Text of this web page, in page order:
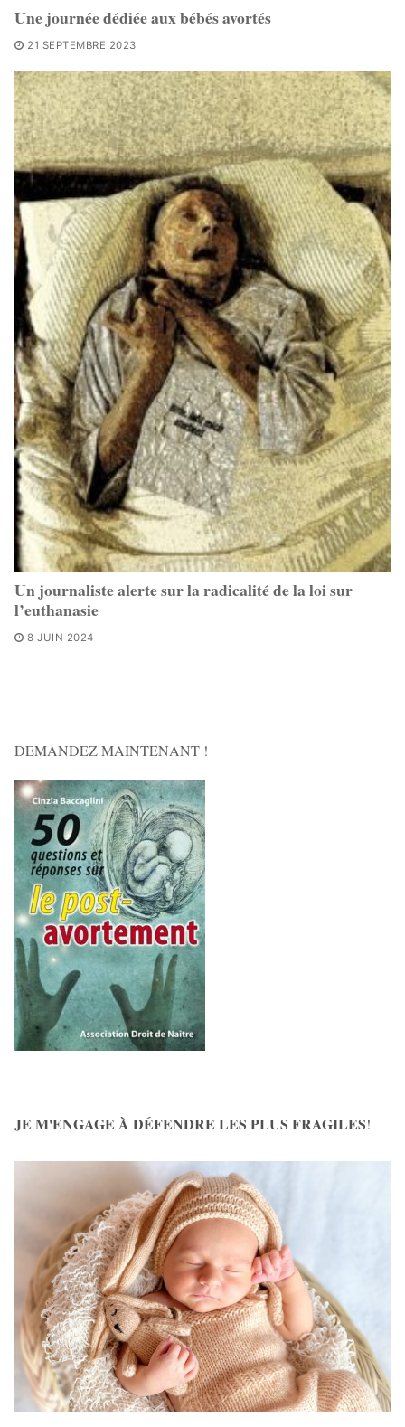
Une journée dédiée aux bébés avortés
21 SEPTEMBRE 2023
Un journaliste alerte sur la radicalité de la loi sur
l’euthanasie
8 JUIN 2024
DEMANDEZ MAINTENANT !
JE M'ENGAGE À DÉFENDRE LES PLUS FRAGILES!